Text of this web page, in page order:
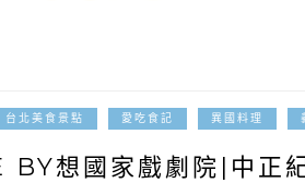
台北美食景點 愛吃食記 異國料理
想國家戲劇院|中正